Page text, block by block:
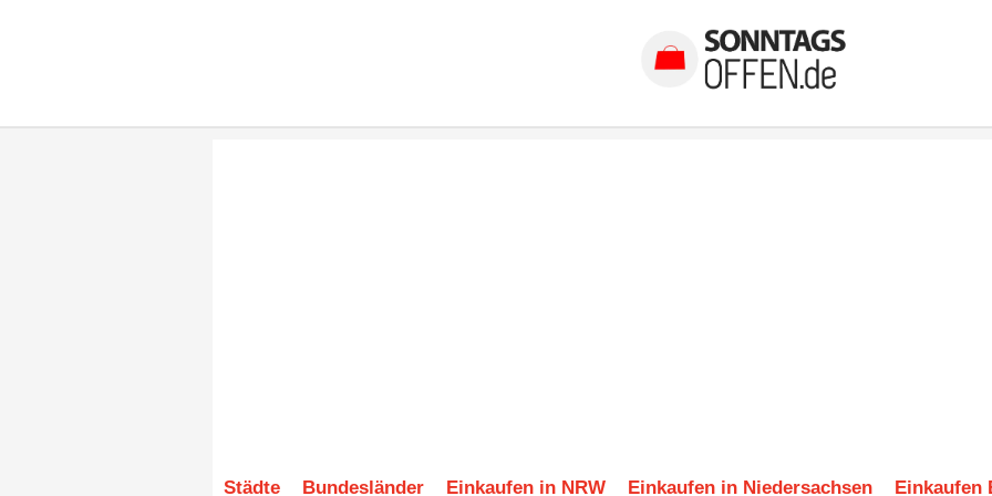
Städte Bundesländer Einkaufen in NRW Einkaufen in Niedersachsen Einkaufen